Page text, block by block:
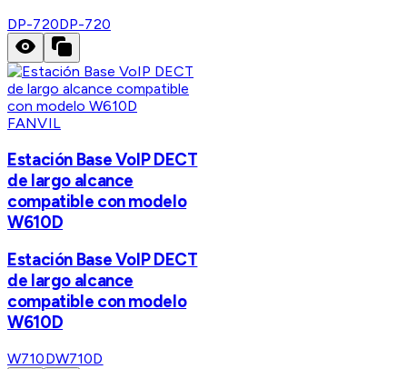
DP-720DP-720
FANVIL
Estación Base VoIP DECT
de largo alcance
compatible con modelo
W610D
Estación Base VoIP DECT
de largo alcance
compatible con modelo
W610D
W710DW710D